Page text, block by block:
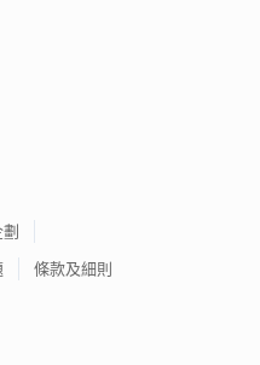
條款及細則